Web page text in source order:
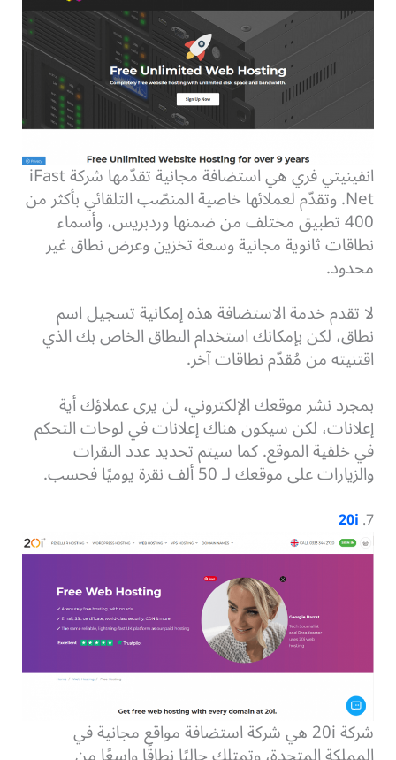
انفينيتي فري هي استضافة مجانية تقدّمها شركة iFast
Net. وتقدّم لعملائها خاصية المنصّب التلقائي بأكثر من
400 تطبيق مختلف من ضمنها وردبريس، وأسماء
نطاقات ثانوية مجانية وسعة تخزين وعرض نطاق غير
محدود.
لا تقدم خدمة الاستضافة هذه إمكانية تسجيل اسم
نطاق، لكن بإمكانك استخدام النطاق الخاص بك الذي
اقتنيته من مُقدّم نطاقات آخر.
بمجرد نشر موقعك الإلكتروني، لن يرى عملاؤك أية
إعلانات، لكن سيكون هناك إعلانات في لوحات التحكم
في خلفية الموقع. كما سيتم تحديد عدد النقرات
والزيارات على موقعك لـ 50 ألف نقرة يوميًا فحسب.
7.
20i
شركة 20i هي شركة استضافة مواقع مجانية في